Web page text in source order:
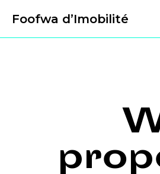
Foofwa d’Imobilité